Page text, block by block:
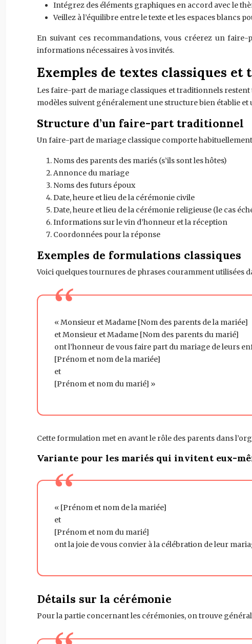
Intégrez des éléments graphiques en accord avec le
Veillez à l’équilibre entre le texte et les espaces blancs
En suivant ces recommandations, vous créerez un
informations nécessaires à vos invités.
Exemples de textes classiques
Les faire-part de mariage classiques et traditionnels
modèles suivent généralement une structure bien établie
Structure d’un faire-part traditionnel
Un faire-part de mariage classique comporte
Noms des parents des mariés (s’ils sont les hôtes)
Annonce du mariage
Noms des futurs époux
Date, heure et lieu de la cérémonie civile
Date, heure et lieu de la cérémonie religieuse (le cas
Informations sur le vin d’honneur et la réception
Coordonnées pour la réponse
Exemples de formulations classiques
Voici quelques tournures de phrases couramment utilisées
« Monsieur et Madame [Nom des parents de la mariée]
et Monsieur et Madame [Nom des parents du marié]
ont l’honneur de vous faire part du mariage de leurs
[Prénom et nom de la mariée]
et
[Prénom et nom du marié] »
Cette formulation met en avant le rôle des parents dans
Variante pour les mariés qui invitent eux-
« [Prénom et nom de la mariée]
et
[Prénom et nom du marié]
ont la joie de vous convier à la célébration de leur
Détails sur la cérémonie
Pour la partie concernant les cérémonies, on trouve